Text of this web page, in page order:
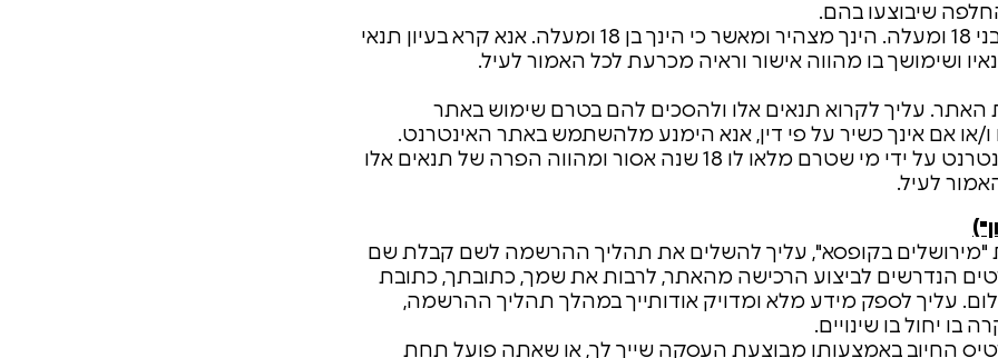
שיבוצעו בהם.
רכישת המוצרים דרך אתר האינטרנט הינה לבני 18 ומעלה. הינך מצהיר ומאשר כי הינך בן 18 ומעלה. אנא קרא בעיון תנאי
ושימושך בו מהווה אישור וראיה מכרעת לכל האמור לעיל.
האתר. עליך לקרוא תנאים אלו ולהסכים להם בטרם שימוש באתר
או אם אינך כשיר על פי דין, אנא הימנע מלהשתמש באתר האינטרנט.
יודגש שוב כי כל שימוש בחשבון דרך אתר האינטרנט על ידי מי שטרם מלאו לו 18 שנה אסור ומהווה הפרה של תנאים אלו
לעיל.
"מירושלים בקופסא", עליך להשלים את תהליך ההרשמה לשם קבלת שם
לביצוע הרכישה מהאתר, לרבות את שמך, כתובתך, כתובת
עליך לספק מידע מלא ומדויק אודותייך במהלך תהליך ההרשמה,
בו יחול בו שינויים.
החיוב באמצעותו מבוצעת העסקה שייך לך, או שאתה פועל תחת